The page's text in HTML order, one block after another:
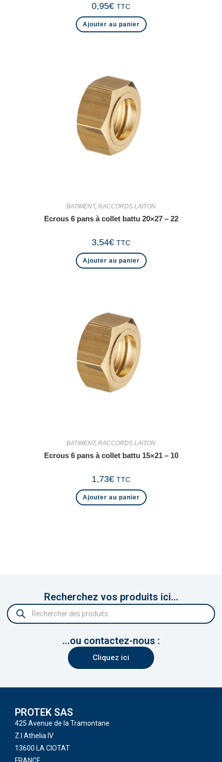
0,95€ TTC
Ajouter au panier
BATIMENT, RACCORDS LAITON
Ecrous 6 pans à collet battu 20×27 – 22
3,54€ TTC
Ajouter au panier
BATIMENT, RACCORDS LAITON
Ecrous 6 pans à collet battu 15×21 – 10
1,73€ TTC
Ajouter au panier
Recherchez vos produits ici...
...ou contactez-nous :
Cliquez ici
PROTEK SAS
425 Avenue de la Tramontane
Z.I Athelia IV
13600 LA CIOTAT